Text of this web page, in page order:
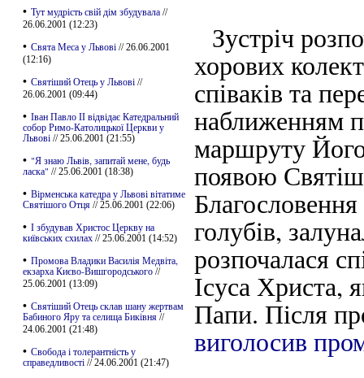
• Тут мудрість свій дім збудувала//
26.06.2001 (12:23)
• Свята Меса у Львові// 26.06.2001
(12:16)
• Святіший Отець у Львові//
26.06.2001 (09:44)
• Іван Павло ІІ відвідає Катедральний
собор Римо-Католицької Церкви у
Львові// 25.06.2001 (21:55)
• "Я знаю Львів, запитай мене, будь
ласка" // 25.06.2001 (18:38)
• Вірменська катедра у Львові вітатиме
Святішого Отця// 25.06.2001 (22:06)
• І збудував Христос Церкву на
київських схилах// 25.06.2001 (14:52)
• Промова Владики Василія Медвіта,
екзарха Києво-Вишгородського//
25.06.2001 (13:09)
• Святіший Отець склав шану жертвам
Бабиного Яру та селища Биківня//
24.06.2001 (21:48)
• Свобода і толерантність у
справедливості// 24.06.2001 (21:47)
Зустріч
хорових
співаків та
наближенням
маршруту Його
появою
голубів,
розпочалася
Ісуса Христа,
Папи. Після
виголосив